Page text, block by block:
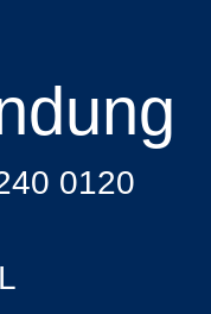
0120